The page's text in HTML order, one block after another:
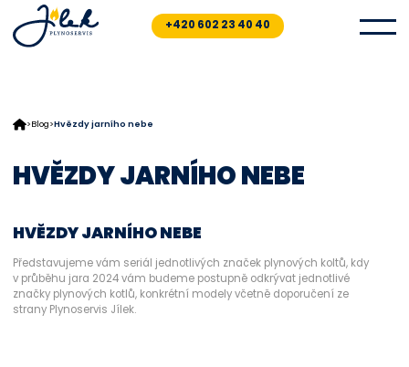
the
content
+420 602 23 40 40
> Blog > Hvězdy jarního nebe
HVĚZDY JARNÍHO NEBE
HVĚZDY JARNÍHO NEBE
Představujeme vám seriál jednotlivých značek plynových koltů, kdy
v průběhu jara 2024 vám budeme postupně odkrývat jednotlivé
značky plynových kotlů, konkrétní modely včetně doporučení ze
strany Plynoservis Jílek.